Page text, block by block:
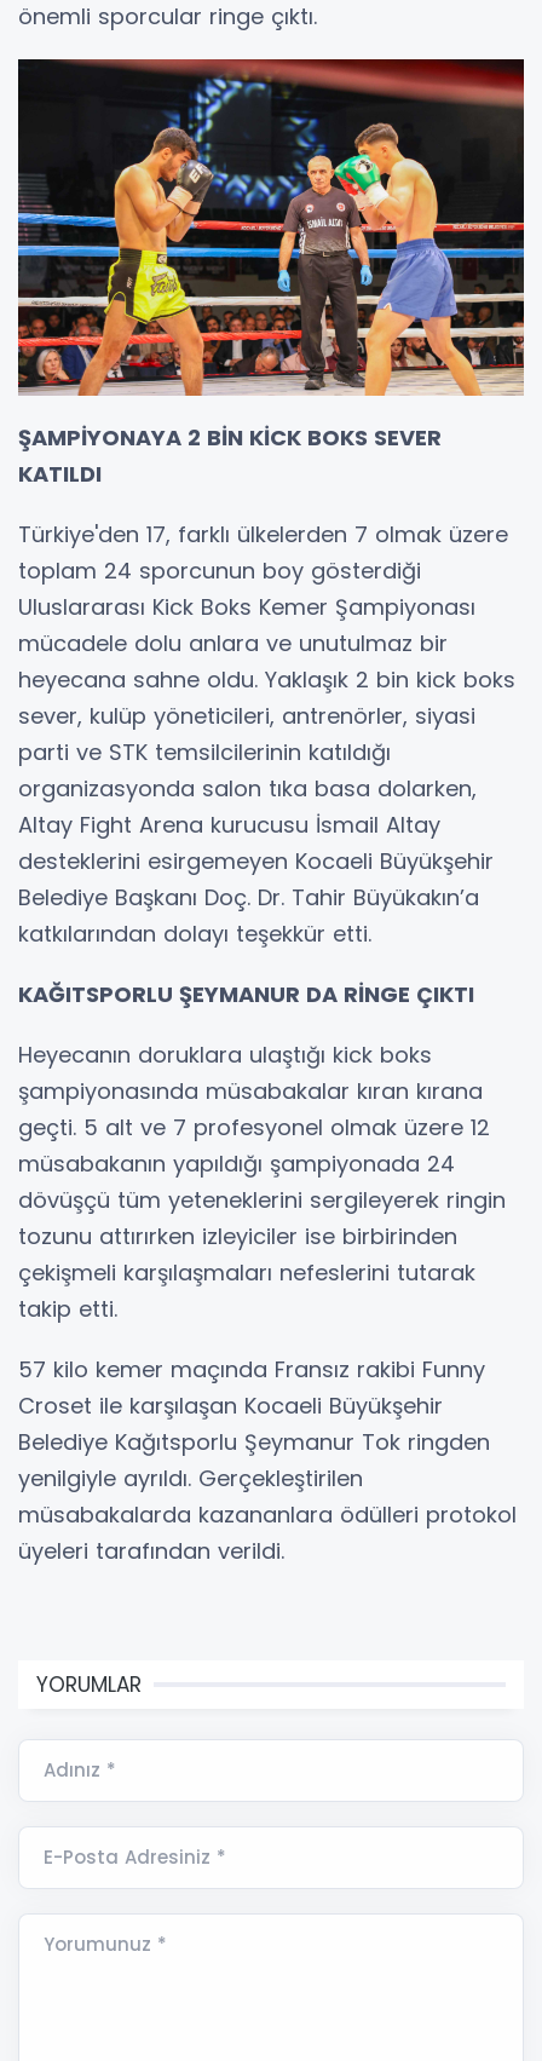
önemli sporcular ringe çıktı.
ŞAMPİYONAYA 2 BİN KİCK BOKS SEVER
KATILDI
Türkiye'den 17, farklı ülkelerden 7 olmak üzere
toplam 24 sporcunun boy gösterdiği
Uluslararası Kick Boks Kemer Şampiyonası
mücadele dolu anlara ve unutulmaz bir
heyecana sahne oldu. Yaklaşık 2 bin kick boks
sever, kulüp yöneticileri, antrenörler, siyasi
parti ve STK temsilcilerinin katıldığı
organizasyonda salon tıka basa dolarken,
Altay Fight Arena kurucusu İsmail Altay
desteklerini esirgemeyen Kocaeli Büyükşehir
Belediye Başkanı Doç. Dr. Tahir Büyükakın’a
katkılarından dolayı teşekkür etti.
KAĞITSPORLU ŞEYMANUR DA RİNGE ÇIKTI
Heyecanın doruklara ulaştığı kick boks
şampiyonasında müsabakalar kıran kırana
geçti. 5 alt ve 7 profesyonel olmak üzere 12
müsabakanın yapıldığı şampiyonada 24
dövüşçü tüm yeteneklerini sergileyerek ringin
tozunu attırırken izleyiciler ise birbirinden
çekişmeli karşılaşmaları nefeslerini tutarak
takip etti.
57 kilo kemer maçında Fransız rakibi Funny
Croset ile karşılaşan Kocaeli Büyükşehir
Belediye Kağıtsporlu Şeymanur Tok ringden
yenilgiyle ayrıldı. Gerçekleştirilen
müsabakalarda kazananlara ödülleri protokol
üyeleri tarafından verildi.
YORUMLAR
Adınız *
E-Posta Adresiniz *
Yorumunuz *